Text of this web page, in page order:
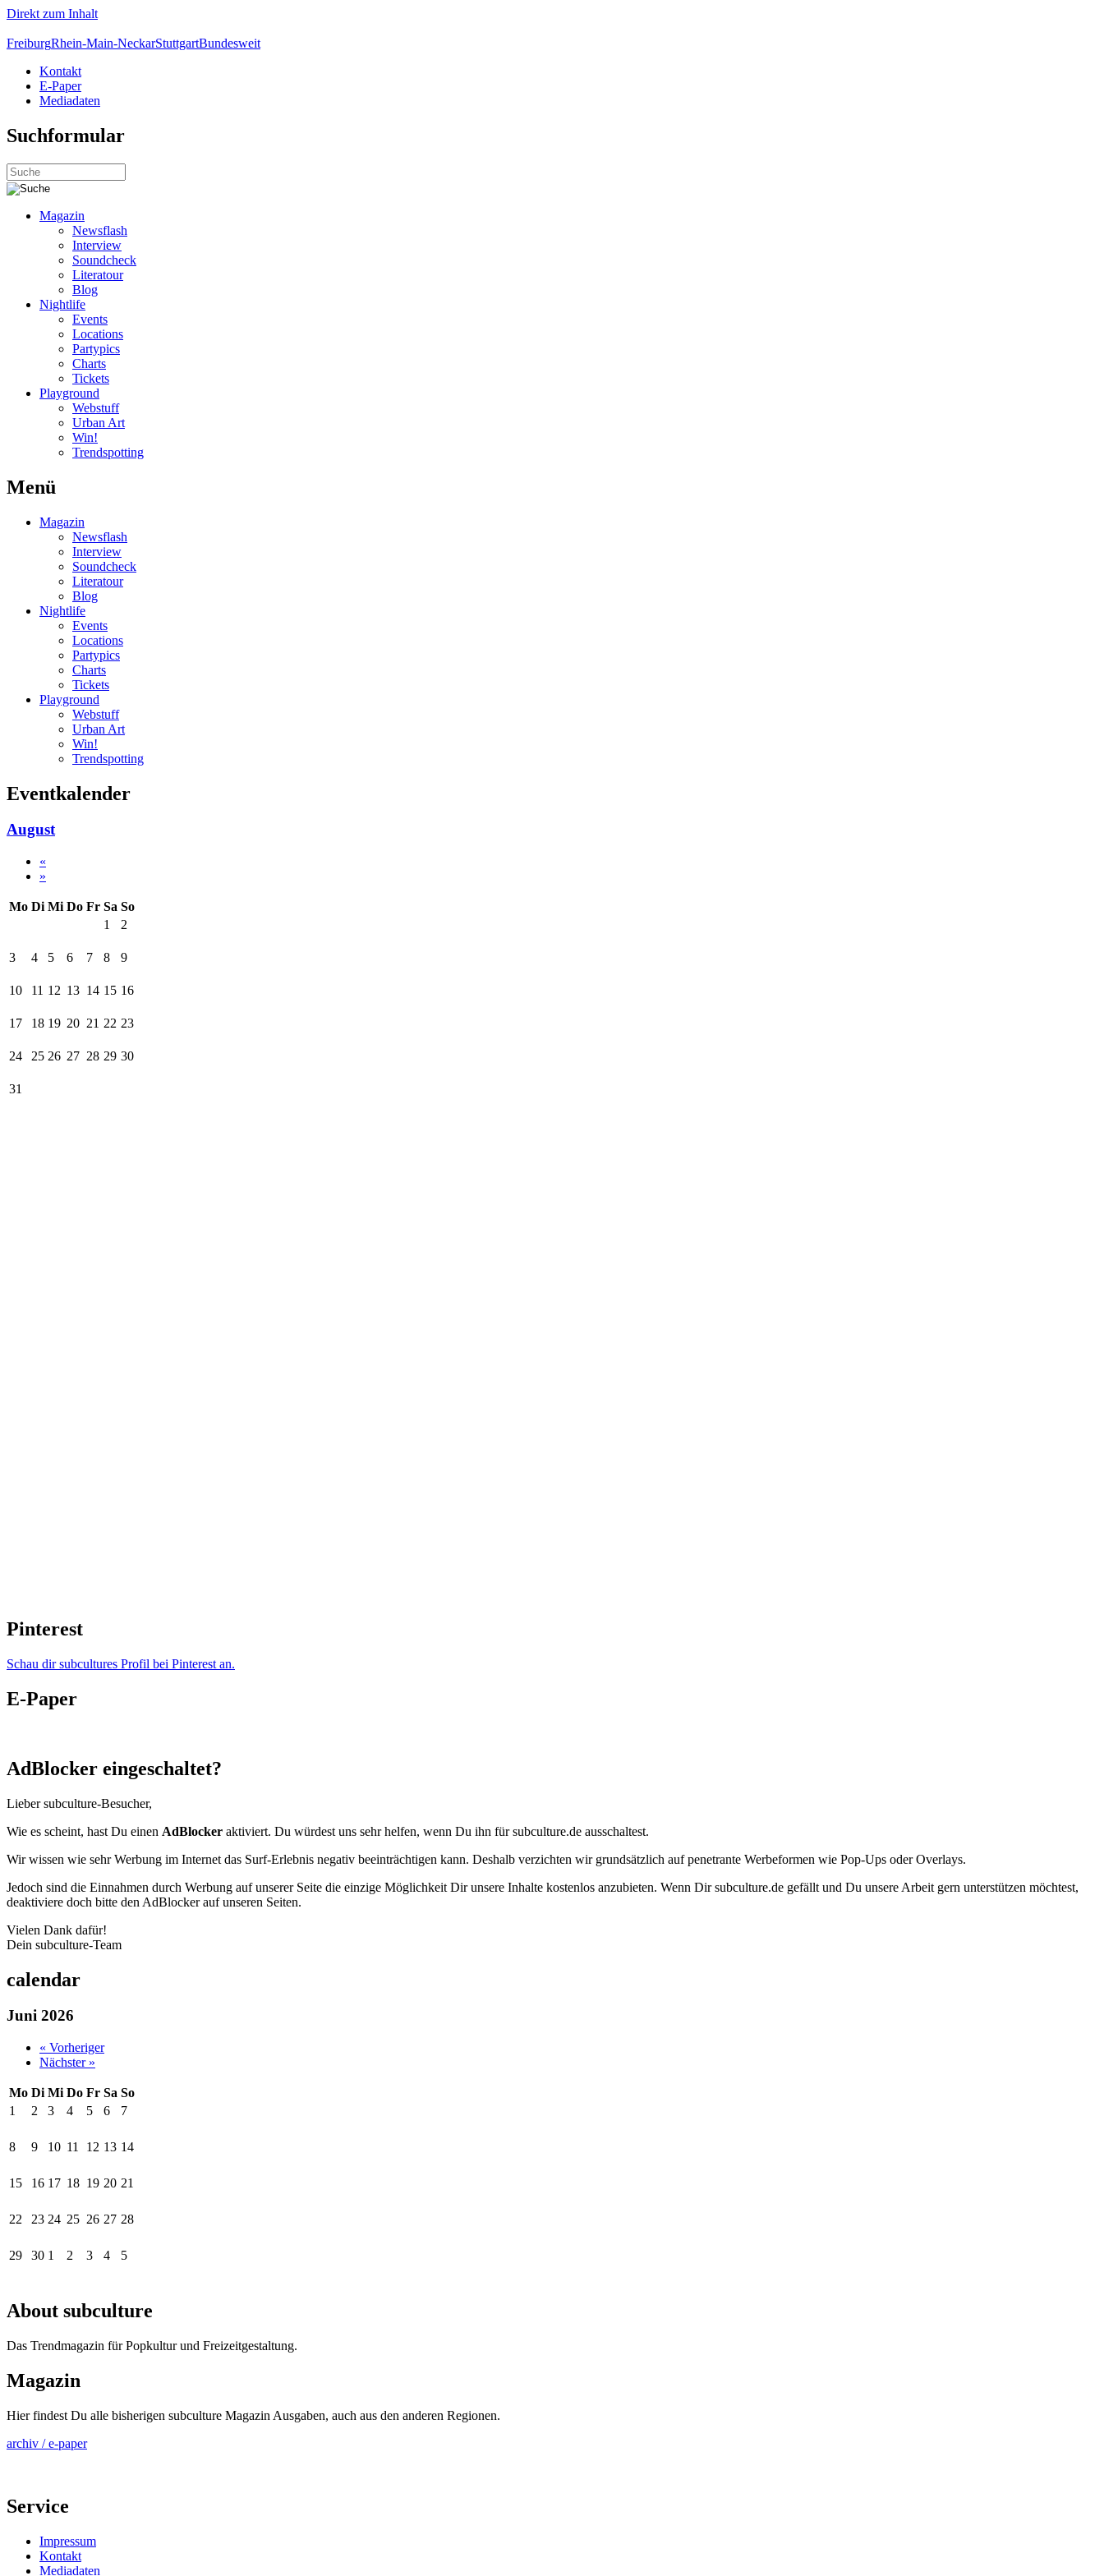
Direkt zum Inhalt
FreiburgRhein-Main-NeckarStuttgartBundesweit
Kontakt
E-Paper
Mediadaten
Suchformular
Magazin
Newsflash
Interview
Soundcheck
Literatour
Blog
Nightlife
Events
Locations
Partypics
Charts
Tickets
Playground
Webstuff
Urban Art
Win!
Trendspotting
Menü
Magazin
Newsflash
Interview
Soundcheck
Literatour
Blog
Nightlife
Events
Locations
Partypics
Charts
Tickets
Playground
Webstuff
Urban Art
Win!
Trendspotting
Eventkalender
August
«
»
Mo Di Mi Do Fr Sa So
1
2
3 4 5 6 7 8 9
10 11 12 13 14 15 16
17 18 19 20 21 22 23
24 25 26 27 28 29 30
31
Pinterest
Schau dir subcultures Profil bei Pinterest an.
E-Paper
AdBlocker eingeschaltet?
Lieber subculture-Besucher,
Wie es scheint, hast Du einen AdBlocker aktiviert. Du würdest uns sehr helfen, wenn Du ihn für subculture.de ausschaltest.
Wir wissen wie sehr Werbung im Internet das Surf-Erlebnis negativ beeinträchtigen kann. Deshalb verzichten wir grundsätzlich auf penetrante Werbeformen wie Pop-Ups oder Overlays.
Jedoch sind die Einnahmen durch Werbung auf unserer Seite die einzige Möglichkeit Dir unsere Inhalte kostenlos anzubieten. Wenn Dir subculture.de gefällt und Du unsere Arbeit gern unterstützen möchtest,
deaktiviere doch bitte den AdBlocker auf unseren Seiten.
Vielen Dank dafür!
Dein subculture-Team
calendar
Juni 2026
« Vorheriger
Nächster »
Mo Di Mi Do Fr Sa So
1
2 3 4 5 6 7
8 9 10 11 12 13 14
15 16 17 18 19 20 21
22 23 24 25 26 27 28
29 30 1 2 3 4 5
About subculture
Das Trendmagazin für Popkultur und Freizeitgestaltung.
Magazin
Hier findest Du alle bisherigen subculture Magazin Ausgaben, auch aus den anderen Regionen.
archiv / e-paper
Service
Impressum
Kontakt
Mediadaten